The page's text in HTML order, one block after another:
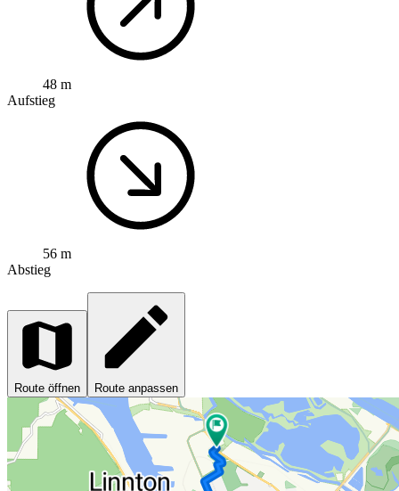
48 m
Aufstieg
56 m
Abstieg
Route öffnen Route anpassen